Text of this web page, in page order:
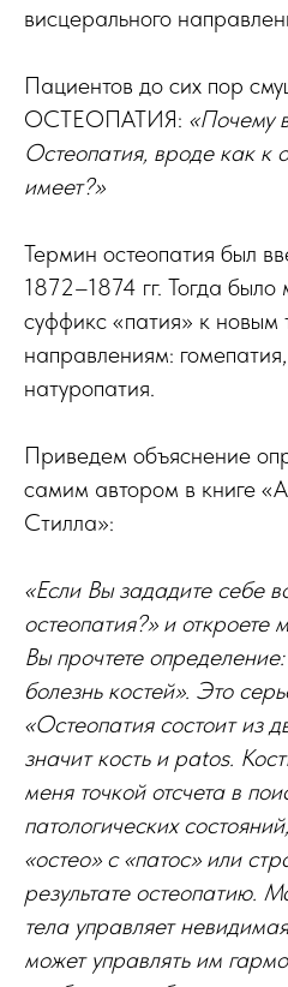
висцерального
Пациентов до сих пор
ОСТЕОПАТИЯ: «Почему
Остеопатия, вроде как к
имеет?»
Термин остеопатия был
1872–1874 гг. Тогда
суффикс «патия» к новым
направлениям:
натуропатия.
Приведем объяснение
самим автором в книге
Стилла»:
«Если Вы зададите себе
остеопатия?» и откроете
Вы прочтете
болезнь костей». Это
«Остеопатия состоит из
значит кость и patos.
меня точкой отсчета в
патологических
«остео» с «патос» или
результате остеопатию.
тела управляет
может управлять им